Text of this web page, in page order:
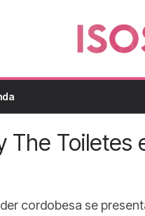
The Toiletes
cordobesa se